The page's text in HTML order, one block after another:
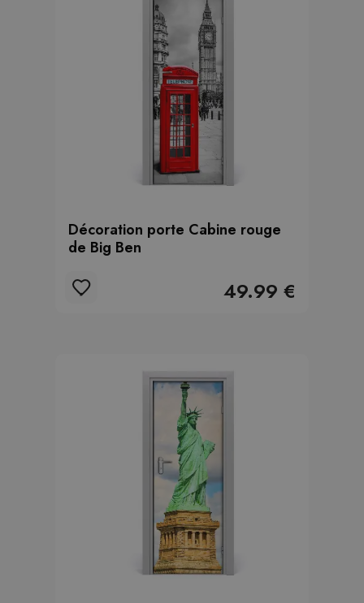
Décoration porte Cabine rouge
de Big Ben
49.99 €